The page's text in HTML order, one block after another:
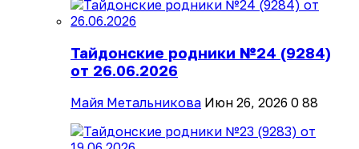
Тайдонские родники №24 (9284)
от 26.06.2026
Майя Метальникова Июн 26, 2026 0 88